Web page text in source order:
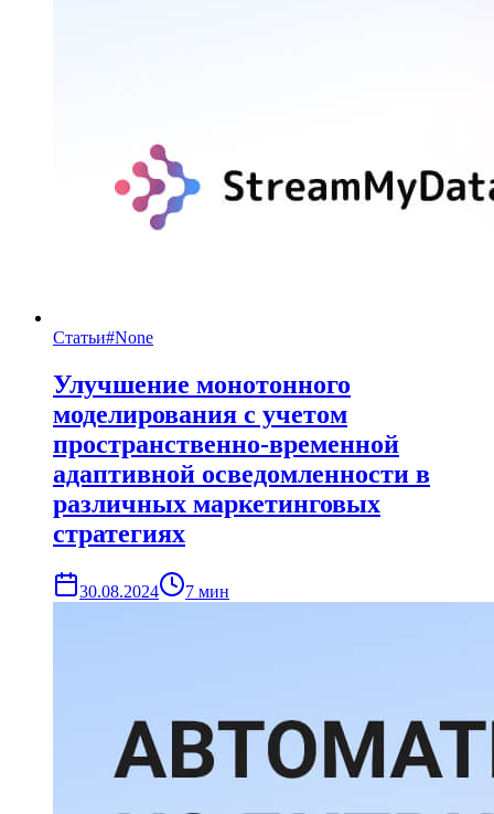
Статьи#None
Улучшение монотонного
моделирования с учетом
пространственно-временной
адаптивной осведомленности в
различных маркетинговых
стратегиях
30.08.2024 7 мин